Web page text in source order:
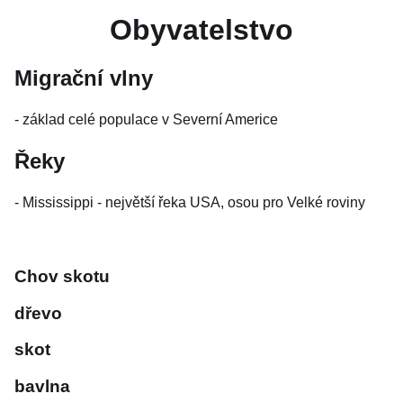
Obyvatelstvo
Migrační vlny
- základ celé populace v Severní Americe
Řeky
- Mississippi - největší řeka USA, osou pro Velké roviny
Chov skotu
dřevo
skot
bavlna